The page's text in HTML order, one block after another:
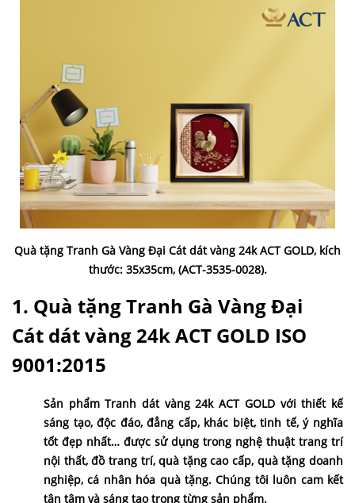
Quà tặng Tranh Gà Vàng Đại Cát dát vàng 24k ACT GOLD, kích
thước: 35x35cm, (ACT-3535-0028).
1. Quà tặng Tranh Gà Vàng Đại
Cát dát vàng 24k ACT GOLD ISO
9001:2015
Sản phẩm Tranh dát vàng 24k ACT GOLD với thiết kế
sáng tạo, độc đáo, đẳng cấp, khác biệt, tinh tế, ý nghĩa
tốt đẹp nhất… được sử dụng trong nghệ thuật trang trí
nội thất, đồ trang trí, quà tặng cao cấp, quà tặng doanh
nghiệp, cá nhân hóa quà tặng. Chúng tôi luôn cam kết
tận tâm và sáng tạo trong từng sản phẩm.